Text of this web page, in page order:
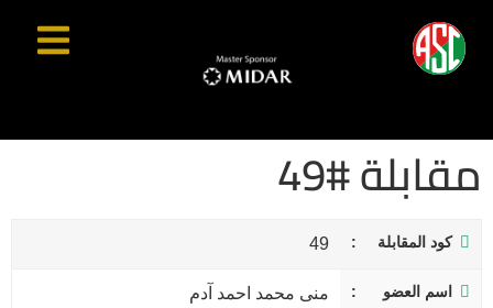
مقابلة #49
كود المقابلة 49
اسم العضو منى محمد احمد آدم